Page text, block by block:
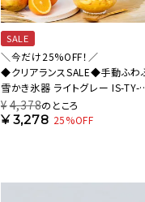
SALE
＼今だけ25%OFF！／
◆クリアランスSALE◆手動ふわ
雪かき氷器 ライトグレー IS-TY-
B5GY【HO】
¥4,378のところ
¥3,278 25%OFF